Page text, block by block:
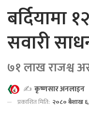
बर्दियामा
सवारी
७१ लाख राजश्व
✍️ कृष्णसार अनलाइन
प्रकाशित मिति: २०८० बैशाख